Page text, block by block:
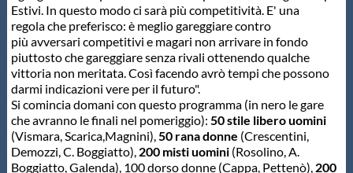
Estivi. In questo modo ci sarà più competitività. E' una
regola che preferisco: è meglio gareggiare contro
più avversari competitivi e magari non arrivare in fondo
piuttosto che gareggiare senza rivali ottenendo qualche
vittoria non meritata. Così facendo avrò tempi che possono
darmi indicazioni vere per il futuro".
Si comincia domani con questo programma (in nero le gare
che avranno le finali nel pomeriggio): 50 stile libero uomini
(Vismara, Scarica,Magnini),50 rana donne (Crescentini,
Demozzi, C. Boggiatto), 200 misti uomini(Rosolino, A.
Boggiatto, Galenda), 100 dorso donne (Cappa, Pettenò), 200